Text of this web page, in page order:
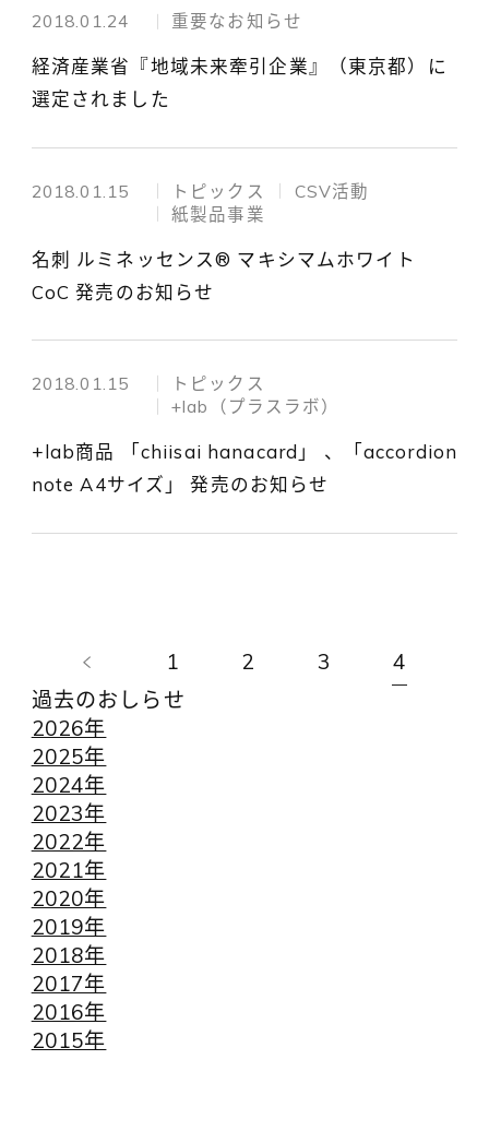
2018.01.24 重要なお知らせ
経済産業省『地域未来牽引企業』（東京都）に
選定されました
2018.01.15 トピックス
CSV活動
紙製品事業
名刺 ルミネッセンス® マキシマムホワイト
CoC 発売のお知らせ
2018.01.15
トピックス
+lab（プラスラボ）
+lab商品 「chiisai hanacard」 、「accordion
note A4サイズ」 発売のお知らせ
1 2 3
4
過去のおしらせ
2026年
2025年
2024年
2023年
2022年
2021年
2020年
2019年
2018年
2017年
2016年
2015年